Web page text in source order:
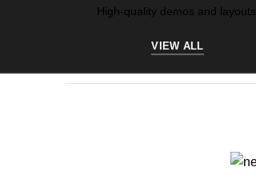
High-quality demos and layouts.
VIEW ALL